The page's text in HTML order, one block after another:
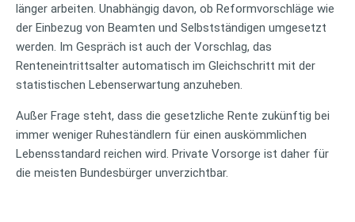
länger arbeiten. Unabhängig davon, ob Reformvorschläge wie
der Einbezug von Beamten und Selbstständigen umgesetzt
werden. Im Gespräch ist auch der Vorschlag, das
Renteneintrittsalter automatisch im Gleichschritt mit der
statistischen Lebenserwartung anzuheben.
Außer Frage steht, dass die gesetzliche Rente zukünftig bei
immer weniger Ruheständlern für einen auskömmlichen
Lebensstandard reichen wird. Private Vorsorge ist daher für
die meisten Bundesbürger unverzichtbar.